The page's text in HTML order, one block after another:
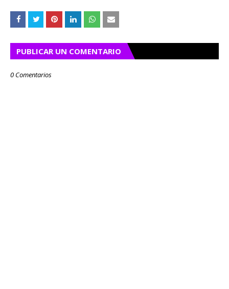
PUBLICAR UN COMENTARIO
0 Comentarios